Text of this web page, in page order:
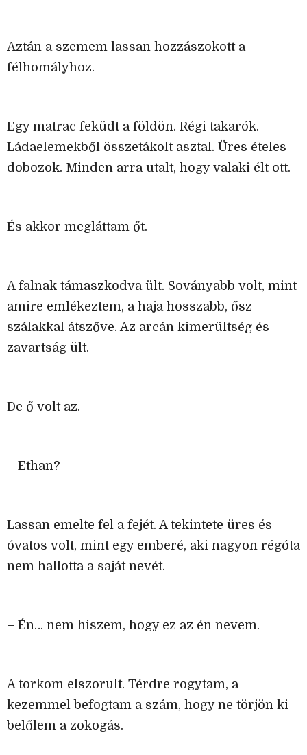
Aztán a szemem lassan hozzászokott a
félhomályhoz.
Egy matrac feküdt a földön. Régi takarók.
Ládaelemekből összetákolt asztal. Üres ételes
dobozok. Minden arra utalt, hogy valaki élt ott.
És akkor megláttam őt.
A falnak támaszkodva ült. Soványabb volt, mint
amire emlékeztem, a haja hosszabb, ősz
szálakkal átszőve. Az arcán kimerültség és
zavartság ült.
De ő volt az.
– Ethan?
Lassan emelte fel a fejét. A tekintete üres és
óvatos volt, mint egy emberé, aki nagyon régóta
nem hallotta a saját nevét.
– Én… nem hiszem, hogy ez az én nevem.
A torkom elszorult. Térdre rogytam, a
kezemmel befogtam a szám, hogy ne törjön ki
belőlem a zokogás.